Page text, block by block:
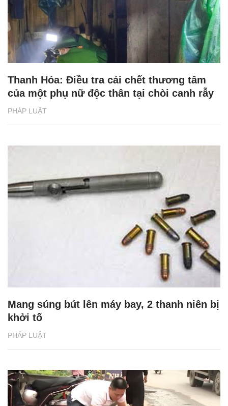
PHÁP LUẬT
Thanh Hóa: Điều tra cái chết thương tâm
của một phụ nữ độc thân tại chòi canh rẫy
PHÁP LUẬT
Mang súng bút lên máy bay, 2 thanh niên bị
khởi tố